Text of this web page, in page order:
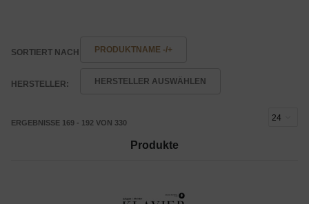
SORTIERT NACH PRODUKTNAME -/+
HERSTELLER: HERSTELLER AUSWÄHLEN
ERGEBNISSE 169 - 192 VON 330
Produkte